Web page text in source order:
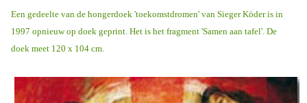
Een gedeelte van de hongerdoek 'toekomstdromen' van Sieger Köder is in
1997 opnieuw op doek geprint. Het is het fragment 'Samen aan tafel'. De
doek meet 120 x 104 cm.